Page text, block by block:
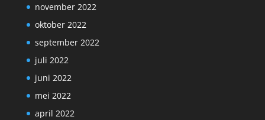
november 2022
oktober 2022
september 2022
juli 2022
juni 2022
mei 2022
april 2022